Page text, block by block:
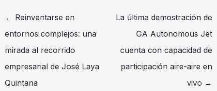
← Reinventarse en
entornos complejos: una
mirada al recorrido
empresarial de José Laya
Quintana
La última demostración de
GA Autonomous Jet
cuenta con capacidad de
participación aire-aire en
vivo →